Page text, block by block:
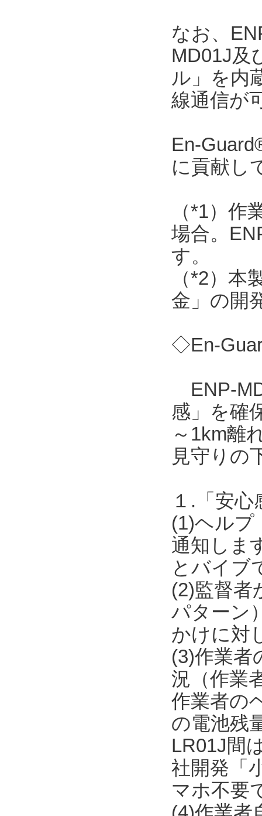
なお、
MD01J及
ル」を内
線通信が
En-
に貢献し
（*1）
場合。
す。
（*2）
金」の開
◇En-
ENP-
感」を確
～1km離
見守りの
１.「安
(1)ヘルプ
通知しま
とバイブ
(2)監督者
パターン
かけに対
(3)作業者
況（作業
作業者の
の電池残
LR01J間
社開発「
マホ不要